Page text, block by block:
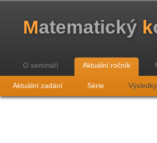
Matematický k
O semináři Aktuální ročník
Aktuální zadání Série Výsledky